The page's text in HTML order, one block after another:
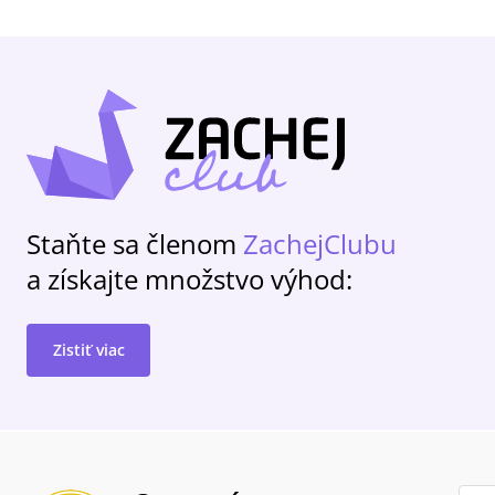
Staňte sa členom ZachejClubu
a získajte množstvo výhod:
Zistiť viac